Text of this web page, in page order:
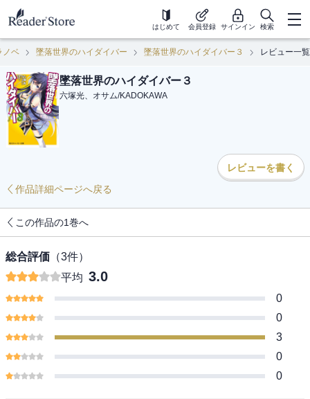
はじめて 会員登録 サインイン 検索
ノベ 墜落世界のハイダイバー 墜落世界のハイダイバー３ レビュー一覧
墜落世界のハイダイバー３
六塚光、オサム/KADOKAWA
レビューを書く
作品詳細ページへ戻る
この作品の1巻へ
総合評価 （3件）
平均 3.0
0
0
3
0
0